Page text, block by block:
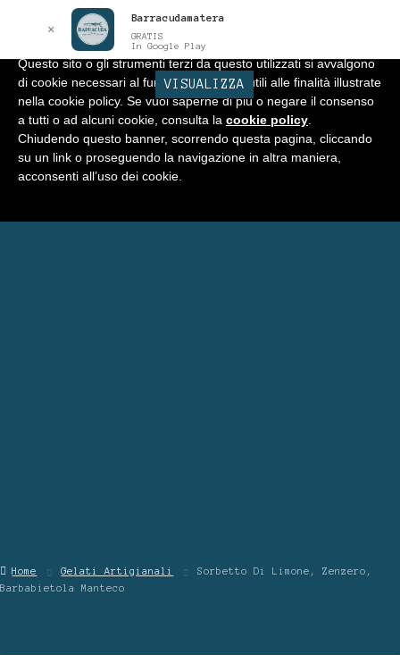
Vai
alla
navigazione
Vai
al
contenuto
BARRACUDA Menu
Home
Negozio
Home Gelati Artigianali
Sorbetto Di Limone, Zenzero,
Barbabietola Manteco
✕
Barracudamatera
GRATIS
In Google Play
VISUALIZZA
Informativa
Questo sito o gli strumenti terzi da questo utilizzati si avvalgono
di cookie necessari al funzionamento ed utili alle finalità illustrate
nella cookie policy. Se vuoi saperne di più o negare il consenso
a tutti o ad alcuni cookie, consulta la cookie policy
Chiudendo questo banner, scorrendo questa pagina, cliccando
su un link o proseguendo la navigazione in altra maniera,
acconsenti all’uso dei cookie.